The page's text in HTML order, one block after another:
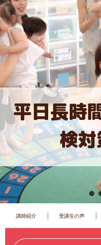
横浜西口
子供
講師紹介 受講生の声